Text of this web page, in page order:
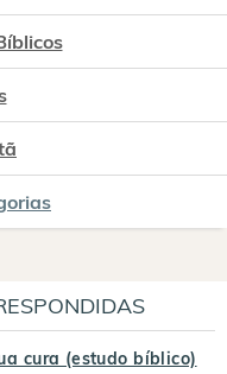
cura (estudo bíblico)